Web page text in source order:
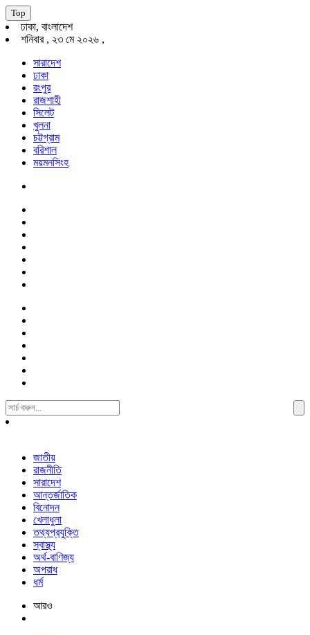
Top
ঢাকা, বাংলাদেশ
শনিবার , ২৩ মে ২০২৬ ,
সারাদেশ
ঢাকা
রংপুর
রাজশাহী
সিলেট
খুলনা
চট্টগ্রাম
বরিশাল
ময়মনসিংহ
Search
For:
জাতীয়
রাজনীতি
সারাদেশ
আন্তর্জাতিক
বিনোদন
খেলাধুলা
তথ্যপ্রযুক্তি
স্বাস্থ্য
অর্থ-বাণিজ্য
অপরাধ
ধর্ম
আরও